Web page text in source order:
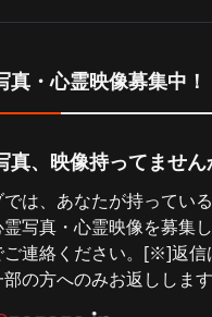
真・心霊映像募集中！
真、映像持ってません
は、あなたが持ってい
霊写真・心霊映像を募集
ご連絡ください。[※]返信
の方へのみお返しします